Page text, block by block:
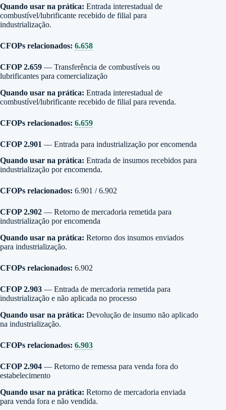
Quando usar na prática: Entrada interestadual de
combustível/lubrificante recebido de filial para
industrialização.
CFOPs relacionados: 6.658
CFOP 2.659 — Transferência de combustíveis ou
lubrificantes para comercialização
Quando usar na prática: Entrada interestadual de
combustível/lubrificante recebido de filial para revenda.
CFOPs relacionados: 6.659
CFOP 2.901 — Entrada para industrialização por encomenda
Quando usar na prática: Entrada de insumos recebidos para
industrialização por encomenda.
CFOPs relacionados: 6.901 / 6.902
CFOP 2.902 — Retorno de mercadoria remetida para
industrialização por encomenda
Quando usar na prática: Retorno dos insumos enviados
para industrialização.
CFOPs relacionados: 6.902
CFOP 2.903 — Entrada de mercadoria remetida para
industrialização e não aplicada no processo
Quando usar na prática: Devolução de insumo não aplicado
na industrialização.
CFOPs relacionados: 6.903
CFOP 2.904 — Retorno de remessa para venda fora do
estabelecimento
Quando usar na prática: Retorno de mercadoria enviada
para venda fora e não vendida.